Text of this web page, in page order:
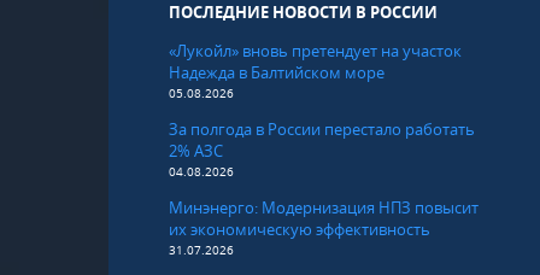
ПОСЛЕДНИЕ НОВОСТИ В РОССИИ
«Лукойл» вновь претендует на участок
Надежда в Балтийском море
05.08.2026
За полгода в России перестало работать
2% АЗС
04.08.2026
Минэнерго: Модернизация НПЗ повысит
их экономическую эффективность
31.07.2026